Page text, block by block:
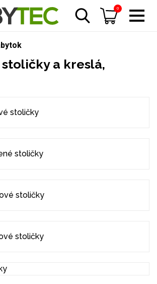
0
a kreslá,
stoličky
stoličky
stoličky
stoličky